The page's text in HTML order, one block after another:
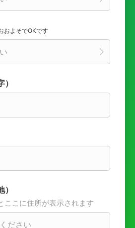
およそでOKです
ここに住所が表示されます